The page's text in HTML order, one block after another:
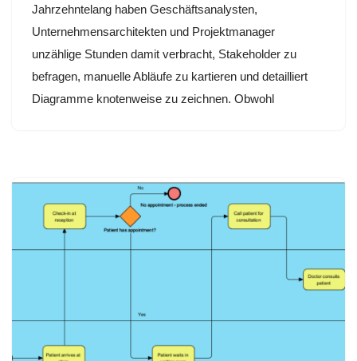
Jahrzehntelang haben Geschäftsanalysten,
Unternehmensarchitekten und Projektmanager
unzählige Stunden damit verbracht, Stakeholder zu
befragen, manuelle Abläufe zu kartieren und detailliert
Diagramme knotenweise zu zeichnen. Obwohl